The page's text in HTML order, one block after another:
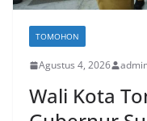
TOMOHON
Agustus 4, 2026
Wali Kota